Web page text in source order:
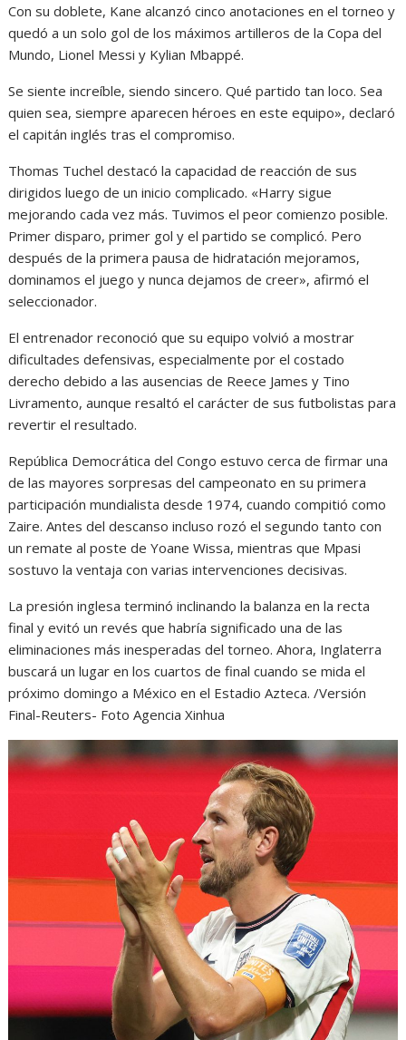
Con su doblete, Kane alcanzó cinco anotaciones en el torneo y
quedó a un solo gol de los máximos artilleros de la Copa del
Mundo, Lionel Messi y Kylian Mbappé.
Se siente increíble, siendo sincero. Qué partido tan loco. Sea
quien sea, siempre aparecen héroes en este equipo», declaró
el capitán inglés tras el compromiso.
Thomas Tuchel destacó la capacidad de reacción de sus
dirigidos luego de un inicio complicado. «Harry sigue
mejorando cada vez más. Tuvimos el peor comienzo posible.
Primer disparo, primer gol y el partido se complicó. Pero
después de la primera pausa de hidratación mejoramos,
dominamos el juego y nunca dejamos de creer», afirmó el
seleccionador.
El entrenador reconoció que su equipo volvió a mostrar
dificultades defensivas, especialmente por el costado
derecho debido a las ausencias de Reece James y Tino
Livramento, aunque resaltó el carácter de sus futbolistas para
revertir el resultado.
República Democrática del Congo estuvo cerca de firmar una
de las mayores sorpresas del campeonato en su primera
participación mundialista desde 1974, cuando compitió como
Zaire. Antes del descanso incluso rozó el segundo tanto con
un remate al poste de Yoane Wissa, mientras que Mpasi
sostuvo la ventaja con varias intervenciones decisivas.
La presión inglesa terminó inclinando la balanza en la recta
final y evitó un revés que habría significado una de las
eliminaciones más inesperadas del torneo. Ahora, Inglaterra
buscará un lugar en los cuartos de final cuando se mida el
próximo domingo a México en el Estadio Azteca. /Versión
Final-Reuters- Foto Agencia Xinhua